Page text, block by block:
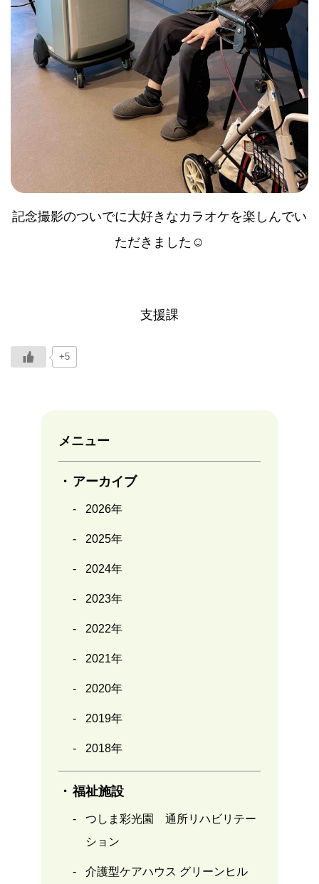
メニュー
アーカイブ
2026年
2025年
2024年
2023年
2022年
2021年
2020年
2019年
2018年
福祉施設
つしま彩光園 通所リハビリテー
ション
介護型ケアハウス グリーンヒル
記念撮影のついでに大好きなカラオケを楽しんでい
ただきました☺️
支援課
+5